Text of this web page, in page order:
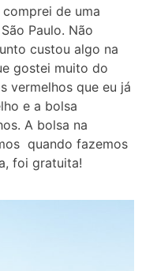
de uma
Paulo. Não
custou algo na
gostei muito do
vermelhos que eu já
e a bolsa
A bolsa na
quando fazemos
foi gratuita!